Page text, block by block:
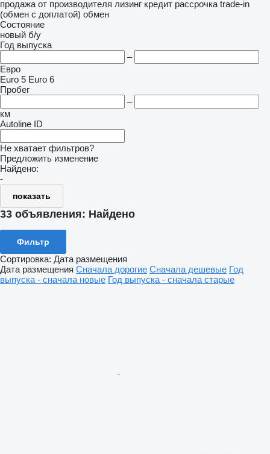
продажа от производителя лизинг кредит рассрочка trade-in
(обмен с доплатой) обмен
Состояние
новый б/у
Год выпуска
–
Евро
Euro 5 Euro 6
Пробег
–
км
Autoline ID
Не хватает фильтров?
Предложить изменение
Найдено:
-
показать
33 объявления: Найдено
Фильтр
Сортировка: Дата размещения
Дата размещения Сначала дорогие Сначала дешевые Год
выпуска - сначала новые Год выпуска - сначала старые